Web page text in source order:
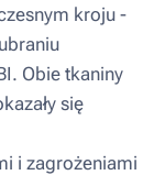
kroju -
Obie tkaniny
się
i zagrożeniami